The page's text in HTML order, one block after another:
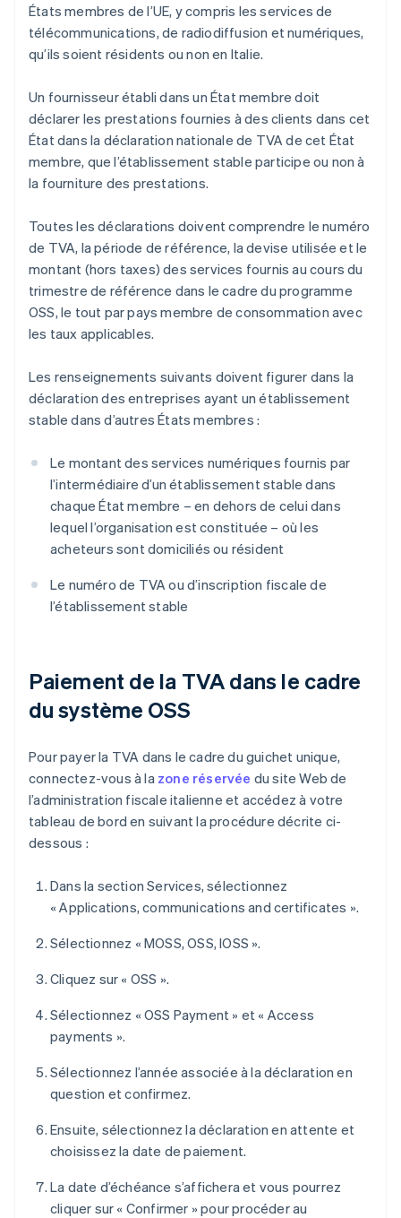
États membres de l’UE, y compris les services de
télécommunications, de radiodiffusion et numériques,
qu’ils soient résidents ou non en Italie.
Un fournisseur établi dans un État membre doit
déclarer les prestations fournies à des clients dans cet
État dans la déclaration nationale de TVA de cet État
membre, que l’établissement stable participe ou non à
la fourniture des prestations.
Toutes les déclarations doivent comprendre le numéro
de TVA, la période de référence, la devise utilisée et le
montant (hors taxes) des services fournis au cours du
trimestre de référence dans le cadre du programme
OSS, le tout par pays membre de consommation avec
les taux applicables.
Les renseignements suivants doivent figurer dans la
déclaration des entreprises ayant un établissement
stable dans d’autres États membres :
Le montant des services numériques fournis par
l’intermédiaire d’un établissement stable dans
chaque État membre – en dehors de celui dans
lequel l’organisation est constituée – où les
acheteurs sont domiciliés ou résident
Le numéro de TVA ou d’inscription fiscale de
l’établissement stable
Paiement de la TVA dans le cadre
du système OSS
Pour payer la TVA dans le cadre du guichet unique,
connectez-vous à la zone réservée du site Web de
l’administration fiscale italienne et accédez à votre
tableau de bord en suivant la procédure décrite ci-
dessous :
Dans la section Services, sélectionnez
« Applications, communications and certificates ».
Sélectionnez « MOSS, OSS, IOSS ».
Cliquez sur « OSS ».
Sélectionnez « OSS Payment » et « Access
payments ».
Sélectionnez l’année associée à la déclaration en
question et confirmez.
Ensuite, sélectionnez la déclaration en attente et
choisissez la date de paiement.
La date d’échéance s’affichera et vous pourrez
cliquer sur « Confirmer » pour procéder au